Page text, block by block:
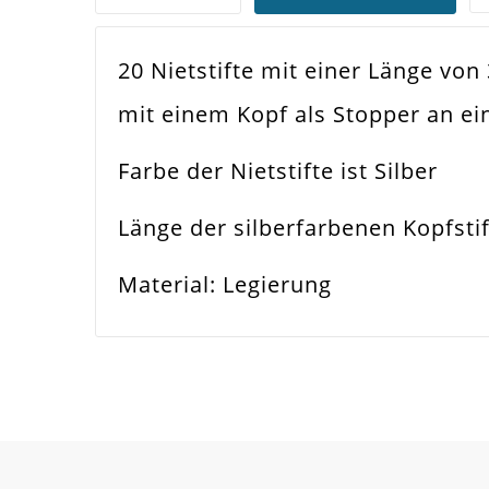
Farbe
Verwendung
Länge
20 Nietstifte mit einer Länge
mit einem Kopf als Stopper an
Farbe der Nietstifte ist Silber
Länge der silberfarbenen
Material: Legierung